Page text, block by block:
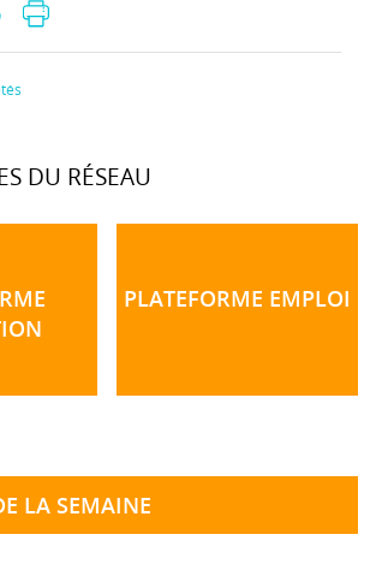
DU RÉSEAU
PLATEFORME EMPLOI
LA SEMAINE